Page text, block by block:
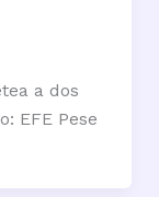
a dos
EFE Pese